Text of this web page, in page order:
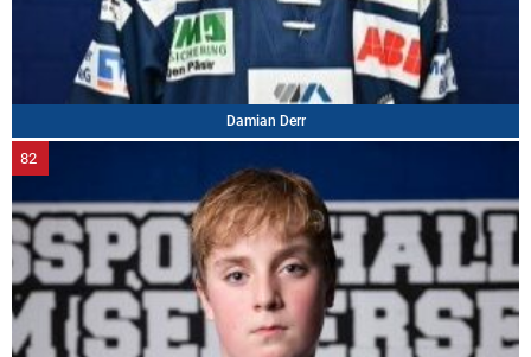
Damian Derr
82